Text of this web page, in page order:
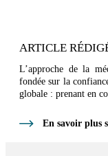
ARTICLE
L’approche de la
fondée sur la
globale : prenant en
En savoir plus